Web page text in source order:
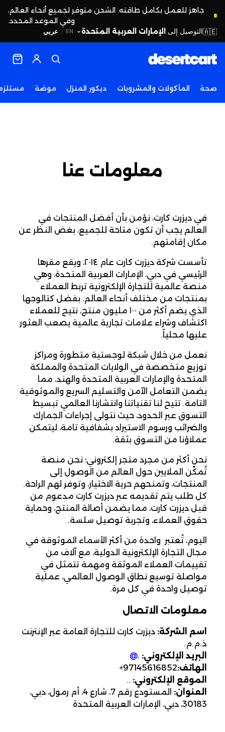
جاهز للعمل بكامل طاقته. الشحن متوفر لجميع أنحاء العالم،
وفي الموعد المحدد.
EN
| عربي 🇦🇪التوصيل إلى الإمارات العربية المتحدة
صحة المأكولات والمشروبات ديكور المنزل موضة
معلومات عنا
في ديزرت كارت، نؤمن بأن أفضل المنتجات في
العالم يجب أن تكون متاحة للجميع، بغض النظر عن
مكان إقامتهم.
تأسست شركة ديزرت كارت عام ٢٠١٤، ويقع مقرها
الرئيسي في دبي، الإمارات العربية المتحدة، وهي
منصة عالمية للتجارة الإلكترونية تربط العملاء
بمنتجات من مختلف أنحاء العالم. بفضل كتالوجها
الذي يضم أكثر من ١٠٠ مليون منتج، نتيح للعملاء
اكتشاف وشراء علامات تجارية عالمية يصعب العثور
عليها محلياً.
نعمل من خلال شبكة لوجستية متطورة ومراكز
توزيع متخصصة في الولايات المتحدة والمملكة
المتحدة والإمارات العربية المتحدة والهند، مما
يضمن التعامل الآمن والتسليم السريع والموثوقية
التامة. تتيح لنا تقنياتنا وانتشارنا العالمي تبسيط
التسوق عبر الحدود، حيث نتولى إجراءات الجمارك
والضرائب ورسوم الاستيراد بشفافية تامة، ليتمكن
عملاؤنا من التسوق بثقة.
نحن أكثر من مجرد متجر إلكتروني؛ نحن منصة
تُمكّن الملايين حول العالم من الوصول إلى
المنتجات، وتمنحهم حرية الاختيار، وتوفر لهم الراحة.
كل طلب يتم تقديمه عبر ديزرت كارت مدعوم من
قبل ديزرت كارت، مما يضمن أصالة المنتج، وحماية
حقوق العملاء، وتجربة توصيل سلسة.
اليوم، تُعتبر Desertcart واحدة من أكثر الأسماء الموثوقة في
مجال التجارة الإلكترونية الدولية، مع آلاف من
تقييمات العملاء الموثقة ومهمة تتمثل في
مواصلة توسيع نطاق الوصول العالمي، عملية
توصيل واحدة في كل مرة.
معلومات الاتصال
اسم الشركة: ديزرت كارت للتجارة العامة عبر الإنترنت
ذ.م.م.
البريد الإلكتروني: support@desertcart.com
الهاتف:+97145616852
الموقع الإلكتروني: www.desertcart.com
العنوان:
المستودع رقم 7، شارع 4، أم رمول، دبي،
30183، دبي، الإمارات العربية المتحدة